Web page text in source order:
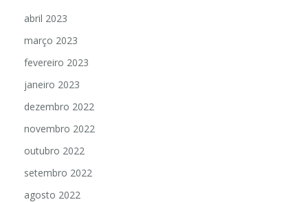
abril 2023
março 2023
fevereiro 2023
janeiro 2023
dezembro 2022
novembro 2022
outubro 2022
setembro 2022
agosto 2022